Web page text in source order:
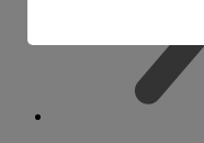
Informationen zum
Impressum